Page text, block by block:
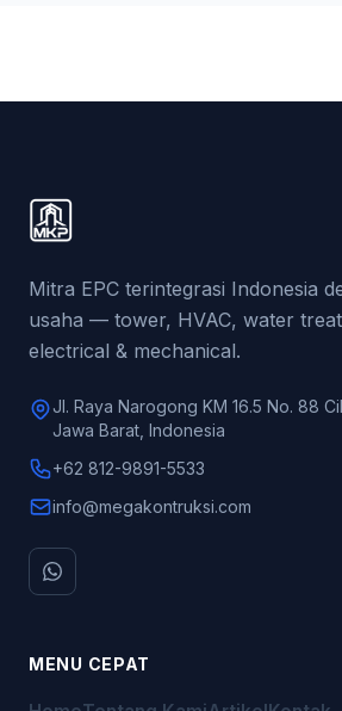
Mitra EPC terintegrasi Indonesia
usaha — tower, HVAC, water
electrical & mechanical.
Jl. Raya Narogong KM 16.5 No. 88
Jawa Barat, Indonesia
+62 812-9891-5533
info@megakontruksi.com
MENU CEPAT